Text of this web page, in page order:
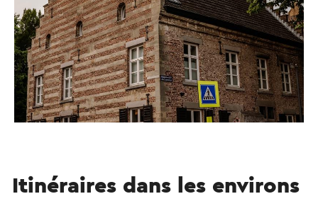
Itinéraires dans les environs